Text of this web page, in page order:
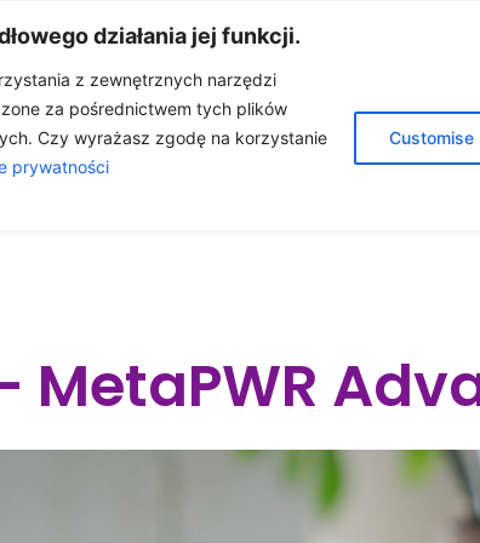
działania jej funkcji.
z zewnętrznych narzędzi
za pośrednictwem tych plików
Czy wyrażasz zgodę na korzystanie
prywatności
Customise
MNIE OLEJKI ETERYCZNE BLOG
KONTAKT
MetaPWR